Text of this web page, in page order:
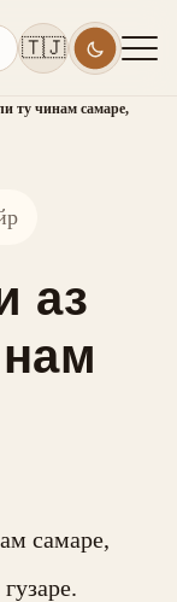
🇹🇯
ту чинам самаре,
аз
самаре,